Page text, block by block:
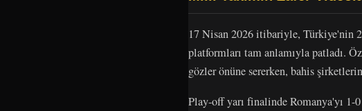
17 Nisan 2026 itibariyle, Türkiye'nin
platformları tam anlamıyla patladı.
gözler önüne sererken, bahis
Play-off yarı finalinde Romanya'yı 1-